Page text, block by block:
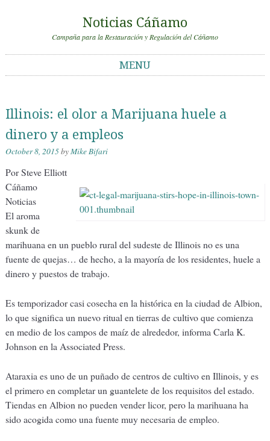
Noticias Cáñamo
Campaña para la Restauración y Regulación del Cáñamo
MENU
Illinois: el olor a Marijuana huele a
dinero y a empleos
October 8, 2015byMike Bifari
Por Steve Elliott
Cáñamo
Noticias
El aroma
skunk de
marihuana en un pueblo rural del sudeste de Illinois no es una
fuente de quejas… de hecho, a la mayoría de los residentes, huele a
dinero y puestos de trabajo.
Es temporizador casi cosecha en la histórica en la ciudad de Albion,
lo que significa un nuevo ritual en tierras de cultivo que comienza
en medio de los campos de maíz de alrededor, informa Carla K.
Johnson en la Associated Press.
Ataraxia es uno de un puñado de centros de cultivo en Illinois, y es
el primero en completar un guantelete de los requisitos del estado.
Tiendas en Albion no pueden vender licor, pero la marihuana ha
sido acogida como una fuente muy necesaria de empleo.